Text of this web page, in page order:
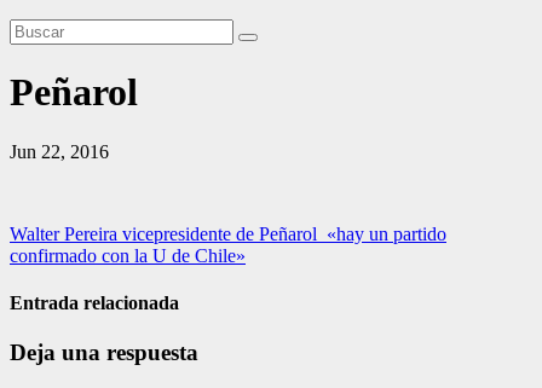
Peñarol
Jun 22, 2016
Navegación
de
entradas
Walter Pereira vicepresidente de Peñarol «hay un partido
confirmado con la U de Chile»
Entrada relacionada
Deja una respuesta